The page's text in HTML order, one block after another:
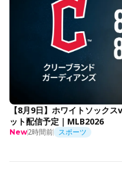
【8月9日】ホワイトソック
ット配信予定｜MLB2026
New2時間前 スポーツ